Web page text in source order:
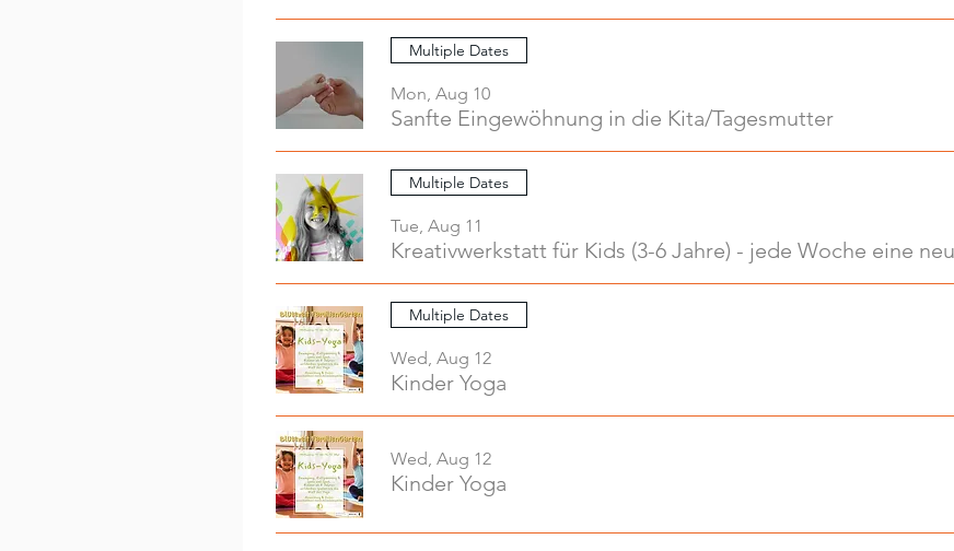
Multiple Dates
Mon, Aug 10
Sanfte Eingewöhnung in die Kita/Tagesmutter
Multiple Dates
Tue, Aug 11
Multiple Dates
Wed, Aug 12
Kinder Yoga
Wed, Aug 12
Kinder Yoga